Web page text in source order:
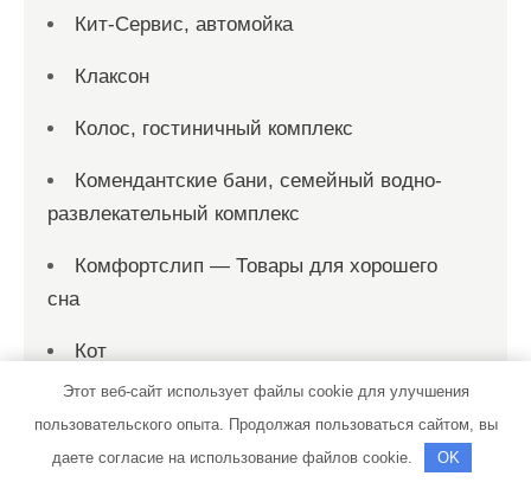
Кит-Сервис, автомойка
Клаксон
Колос, гостиничный комплекс
Комендантские бани, семейный водно-
развлекательный комплекс
Комфортслип — Товары для хорошего
сна
Кот
Кристалл, автомойка
Купель, баня на дровах
Этот веб-сайт использует файлы cookie для улучшения
пользовательского опыта. Продолжая пользоваться сайтом, вы
даете согласие на использование файлов cookie.
OK